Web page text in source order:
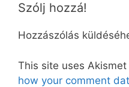
Szólj hozzá!
Hozzászólás
This site uses
how your comment